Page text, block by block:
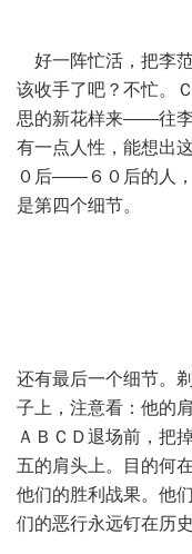
好一阵忙活，把李
该收手了吧？不忙。
思的新花样来——往李
有一点人性，能想出
０后——６０后的人
是第四个细节。
还有最后一个细节。
子上，注意看：他的
ＡＢＣＤ退场前，把
五的肩头上。目的何
他们的胜利战果。他
们的恶行永远钉在历